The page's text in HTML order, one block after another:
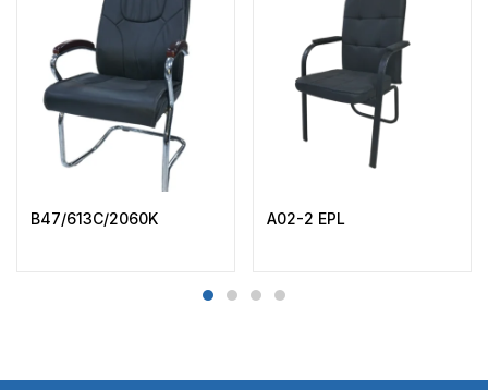
B47/613C/2060K A02-2 EPL